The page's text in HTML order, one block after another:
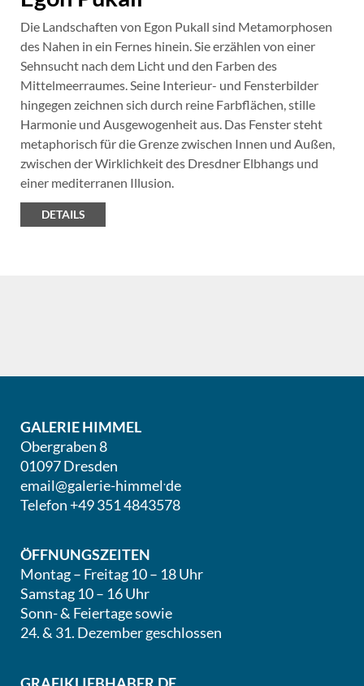
Die Landschaften von Egon Pukall sind Metamorphosen
des Nahen in ein Fernes hinein. Sie erzählen von einer
Sehnsucht nach dem Licht und den Farben des
Mittelmeerraumes. Seine Interieur- und Fensterbilder
hingegen zeichnen sich durch reine Farbflächen, stille
Harmonie und Ausgewogenheit aus. Das Fenster steht
metaphorisch für die Grenze zwischen Innen und Außen,
zwischen der Wirklichkeit des Dresdner Elbhangs und
einer mediterranen Illusion.
DETAILS
GALERIE HIMMEL
Obergraben 8
01097 Dresden
email@galerie-himmel.de
Telefon +49 351 4843578
ÖFFNUNGSZEITEN
Montag – Freitag 10 – 18 Uhr
Samstag 10 – 16 Uhr
Sonn- & Feiertage sowie
24. & 31. Dezember geschlossen